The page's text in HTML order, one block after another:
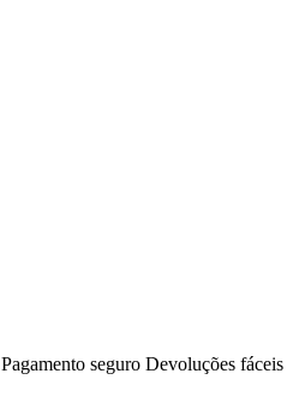
Pagamento seguro Devoluções fáceis